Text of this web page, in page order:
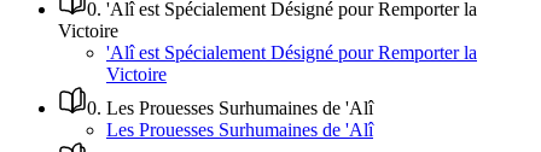
0. 'Alî est Spécialement Désigné pour Remporter la
Victoire
'Alî est Spécialement Désigné pour Remporter la
Victoire
0. Les Prouesses Surhumaines de 'Alî
Les Prouesses Surhumaines de 'Alî